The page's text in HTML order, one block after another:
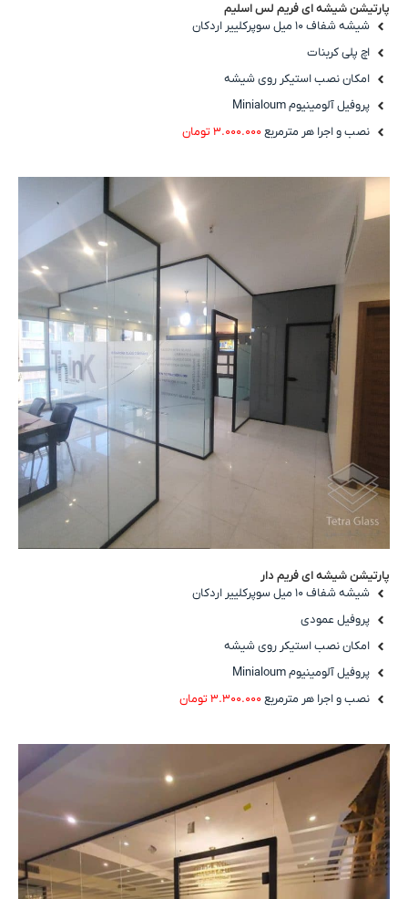
پارتیشن شیشه ای فریم لس اسلیم
شیشه شفاف ۱۰ میل سوپرکلییر اردکان
اچ پلی کربنات
امکان نصب استیکر روی شیشه
پروفیل آلومینیوم Minialoum
نصب و اجرا هر مترمربع۳.۰۰۰.۰۰۰ تومان
پارتیشن شیشه ای فریم دار
شیشه شفاف ۱۰ میل سوپرکلییر اردکان
پروفیل عمودی
امکان نصب استیکر روی شیشه
پروفیل آلومینیوم Minialoum
نصب و اجرا هر مترمربع۳.۳۰۰.۰۰۰ تومان